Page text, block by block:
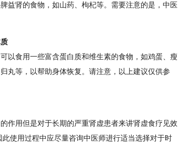
益肾的食物，如山药、枸杞等。需要注意的是，中医
食用一些富含蛋白质和维生素的食物，如鸡蛋、瘦
丸等，以帮助身体恢复。请注意，以上建议仅供参
用但是对于长期的严重肾虚患者来讲肾虚食疗见效
使用过程中应尽量咨询中医师进行适当选择对于时